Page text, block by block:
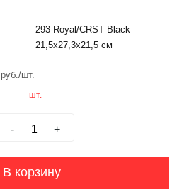
293-Royal/CRST Black
21,5x27,3x21,5 см
руб./шт.
шт.
- +
В корзину